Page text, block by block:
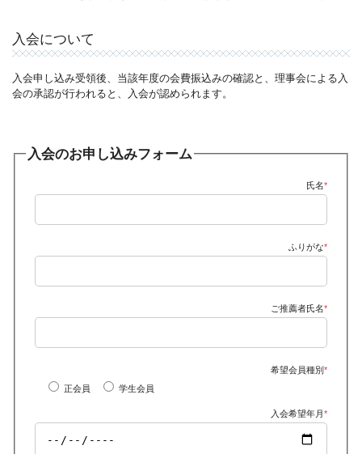
入会について
入会申し込み受領後、当該年度の会費振込みの確認と、理事会による入
会の承認が行われると、入会が認められます。
入会のお申し込みフォーム
氏名*
ふりがな*
ご推薦者氏名*
希望会員種別 *
正会員
学生会員
入会希望年月 *